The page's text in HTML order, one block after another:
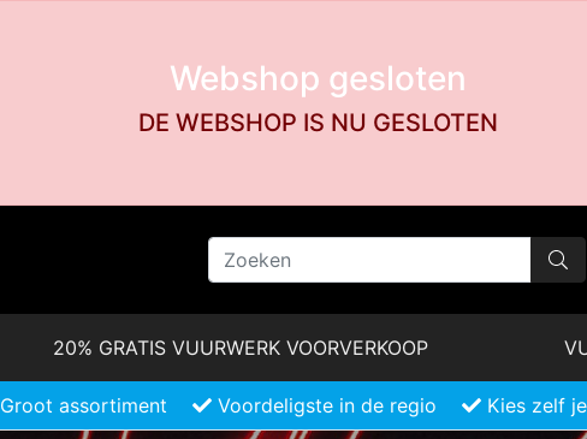
Webshop gesloten
DE WEBSHOP IS NU GESLOTEN
20% GRATIS VUURWERK VOORVERKOOP
Groot assortiment Voordeligste in de regio Kies zelf